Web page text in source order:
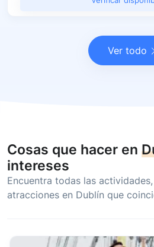
Ver todo
Cosas que hacer en
intereses
Encuentra todas las
atracciones en Dublín que